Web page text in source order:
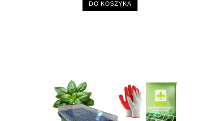
DO KOSZYKA